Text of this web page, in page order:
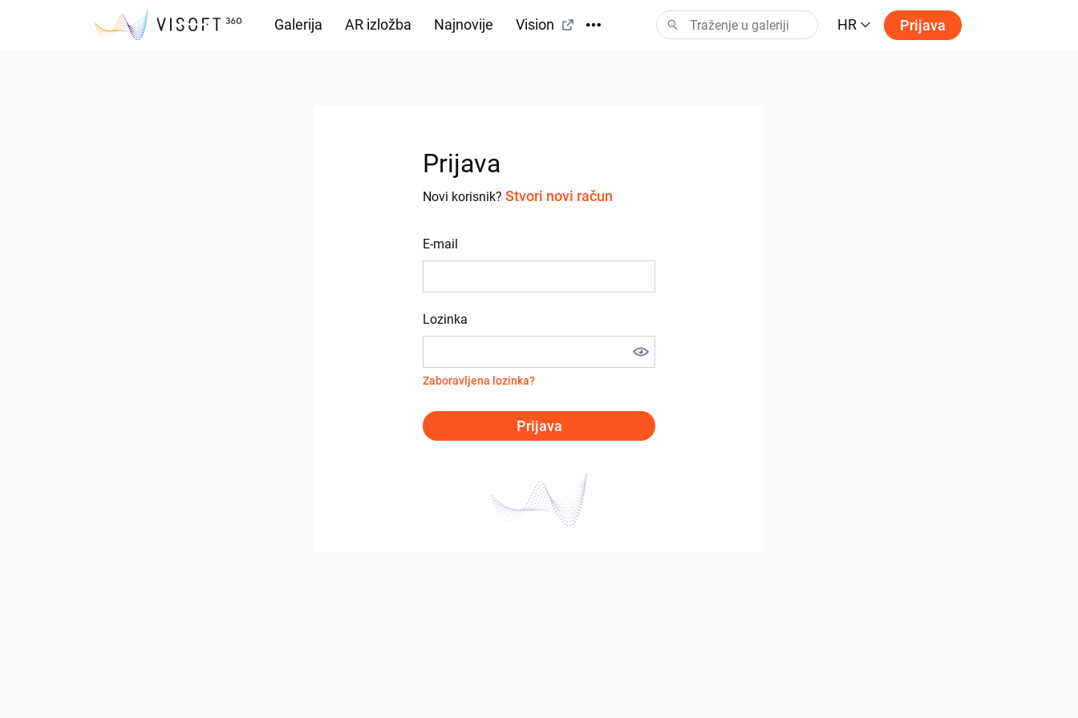
Galerija AR izložba Najnovije Vision HR Prijava
Prijava
Novi korisnik? Stvori novi račun
E-mail
Lozinka
Zaboravljena lozinka?
Prijava